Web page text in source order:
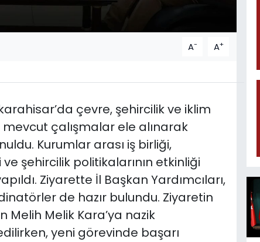
A- A+
çevre, şehircilik ve iklim
çalışmalar ele alınarak
Kurumlar arası iş birliği,
şehircilik politikalarının etkinliği
Ziyarette İl Başkan Yardımcıları,
de hazır bulundu. Ziyaretin
Melih Melik Kara’ya nazik
yeni görevinde başarı